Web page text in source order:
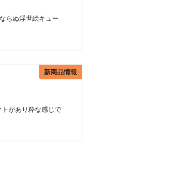
らぬ浮世絵キュー
新商品情報
があり粋な感じで